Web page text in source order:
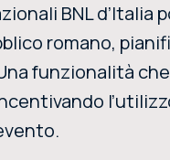
BNL
romano,
funzionalità